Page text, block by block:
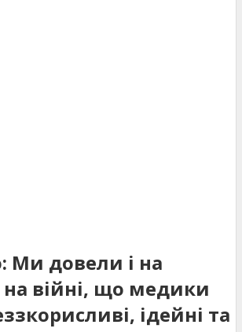
Ми довели і на
на війні, що медики
ідейні та